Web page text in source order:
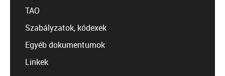
TAO
Szabályzatok, kódexek
Egyéb dokumentumok
Linkek